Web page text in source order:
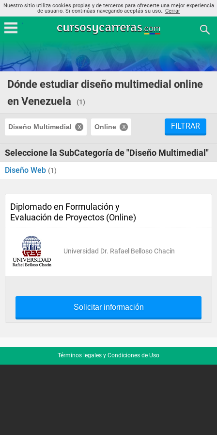
Nuestro sitio utiliza cookies propias y de terceros para ofrecerte una mejor experiencia
de usuario. Si continúas navegando aceptás su uso.. Cerrar
Dónde estudiar diseño multimedial online
en Venezuela
(1)
Diseño Multimedial Online FILTRAR
Seleccione la SubCategoría de "Diseño Multimedial"
Diseño Web (1)
Diplomado en Formulación y
Evaluación de Proyectos (Online)
Universidad Dr. Rafael Belloso Chacín
Solicitar información
Términos legales y Condiciones de Uso